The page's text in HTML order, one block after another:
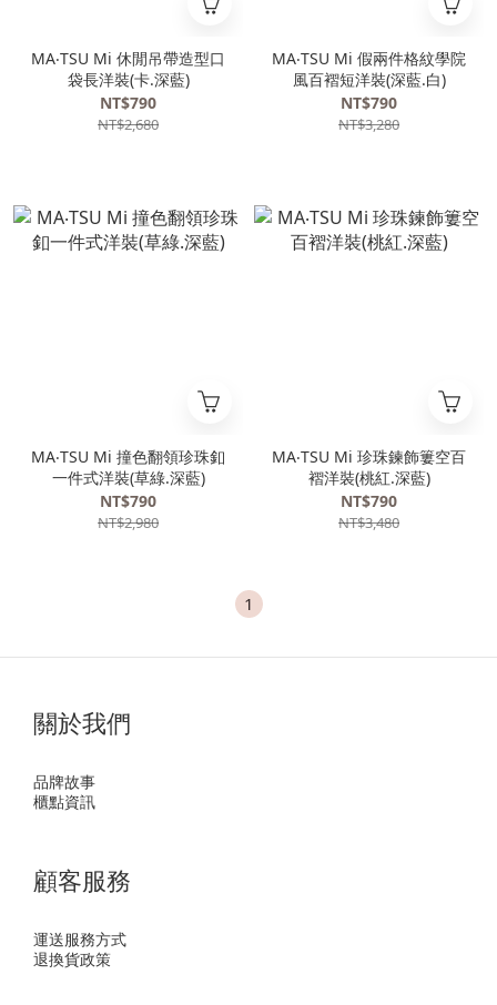
MA‧TSU Mi 休閒吊帶造型口
袋長洋裝(卡.深藍)
NT$790
NT$2,680
MA‧TSU Mi 假兩件格紋學院
風百褶短洋裝(深藍.白)
NT$790
NT$3,280
MA‧TSU Mi 撞色翻領珍珠釦
一件式洋裝(草綠.深藍)
NT$790
NT$2,980
MA‧TSU Mi 珍珠鍊飾簍空百
褶洋裝(桃紅.深藍)
NT$790
NT$3,480
1
關於我們
品牌故事
櫃點資訊
顧客服務
運送服務方式
退換貨政策